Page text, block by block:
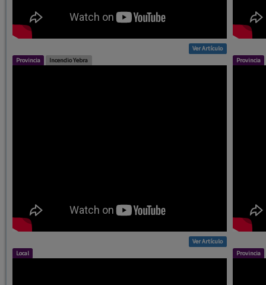
Ver Artículo
Provincia Incendio Yebra
Ver Artículo
Provincia
Local Provincia